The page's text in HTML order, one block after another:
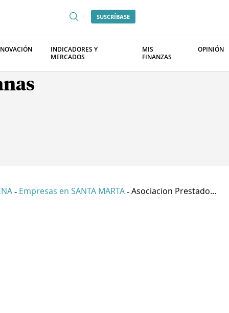
SUSCRÍBASE
INDICADORES Y
MERCADOS
MIS
FINANZAS
OPINIÓN
- Empresas en SANTA MARTA - Asociacion Prestado...